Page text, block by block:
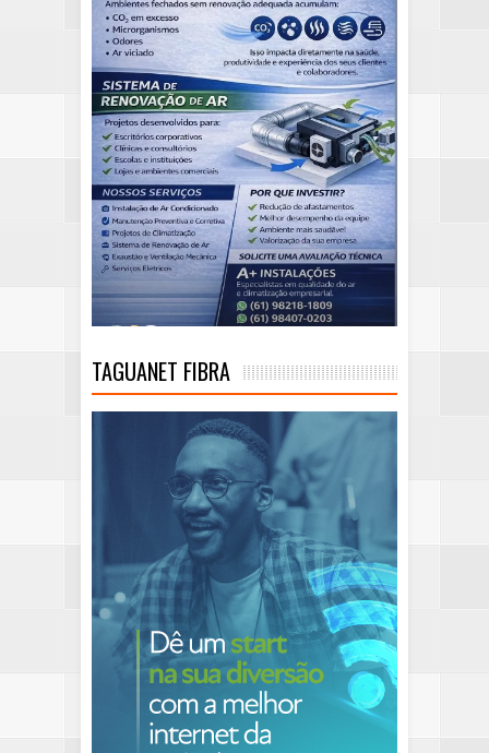
TAGUANET FIBRA